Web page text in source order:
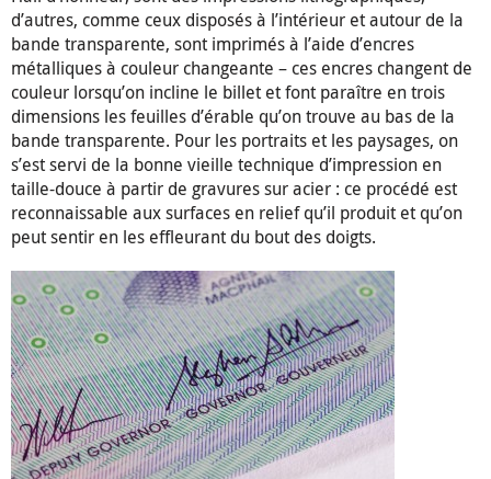
d’autres, comme ceux disposés à l’intérieur et autour de la
bande transparente, sont imprimés à l’aide d’encres
métalliques à couleur changeante – ces encres changent de
couleur lorsqu’on incline le billet et font paraître en trois
dimensions les feuilles d’érable qu’on trouve au bas de la
bande transparente. Pour les portraits et les paysages, on
s’est servi de la bonne vieille technique d’impression en
taille-douce à partir de gravures sur acier : ce procédé est
reconnaissable aux surfaces en relief qu’il produit et qu’on
peut sentir en les effleurant du bout des doigts.